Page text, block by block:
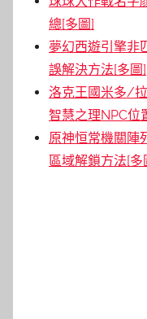
總[多圖]
夢幻西遊引擎非
誤解決方法[多圖]
洛克王國米多/
智慧之理NPC位
原神恒常機關陣
區域解鎖方法[多